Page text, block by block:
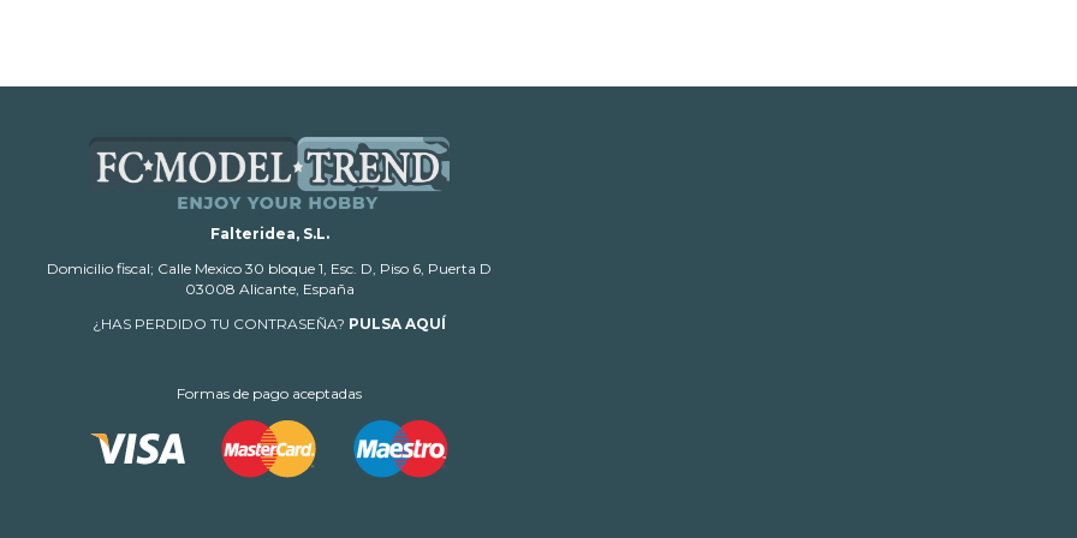
Falteridea, S.L.
Domicilio fiscal; Calle Mexico 30 bloque 1, Esc. D, Piso 6, Puerta D
03008 Alicante, España
¿HAS PERDIDO TU CONTRASEÑA? PULSA AQUÍ
Formas de pago aceptadas